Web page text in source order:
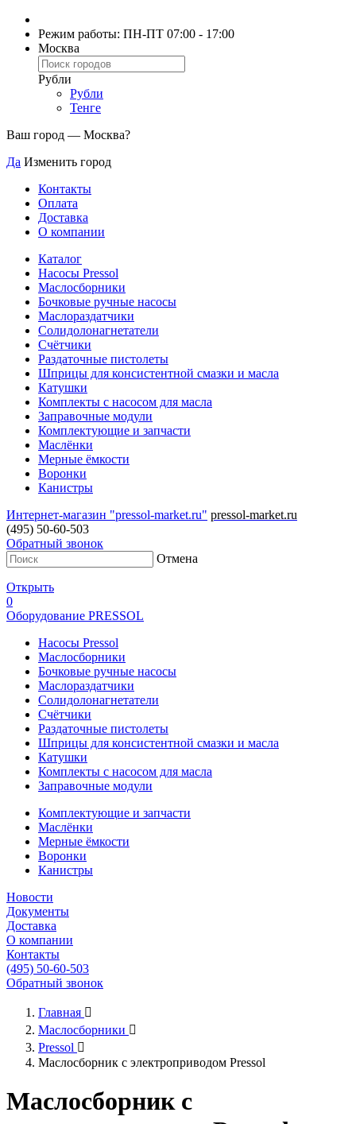
Режим работы: ПН-ПТ 07:00 - 17:00
Москва
Рубли
Рубли
Тенге
Ваш город — Москва?
Да Изменить город
Контакты
Оплата
Доставка
О компании
Каталог
Насосы Pressol
Маслосборники
Бочковые ручные насосы
Маслораздатчики
Солидолонагнетатели
Счётчики
Раздаточные пистолеты
Шприцы для консистентной смазки и масла
Катушки
Комплекты с насосом для масла
Заправочные модули
Комплектующие и запчасти
Маслёнки
Мерные ёмкости
Воронки
Канистры
Интернет-магазин "pressol-market.ru" pressol-market.ru
(495) 50-60-503
Обратный звонок
Отмена
Открыть
0
Оборудование PRESSOL
Насосы Pressol
Маслосборники
Бочковые ручные насосы
Маслораздатчики
Солидолонагнетатели
Счётчики
Раздаточные пистолеты
Шприцы для консистентной смазки и масла
Катушки
Комплекты с насосом для масла
Заправочные модули
Комплектующие и запчасти
Маслёнки
Мерные ёмкости
Воронки
Канистры
Новости
Документы
Доставка
О компании
Контакты
(495) 50-60-503
Обратный звонок
Главная 
Маслосборники 
Pressol 
Маслосборник с электроприводом Pressol
Маслосборник с